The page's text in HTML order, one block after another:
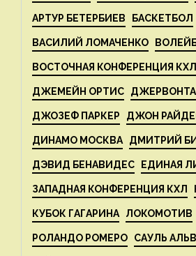
АРТУР БЕТЕРБИЕВ БАСКЕТБОЛ
ВАСИЛИЙ ЛОМАЧЕНКО
ВОСТОЧНАЯ КОНФЕРЕНЦИЯ КХЛ
ДЖЕМЕЙН ОРТИС
ДЖОЗЕФ ПАРКЕР ДЖОН
ДИНАМО МОСКВА ДМИТРИЙ
ДЭВИД БЕНАВИДЕС ЕДИНАЯ
ЗАПАДНАЯ КОНФЕРЕНЦИЯ КХЛ
КУБОК ГАГАРИНА ЛОКОМОТИВ
РОЛАНДО РОМЕРО САУЛЬ